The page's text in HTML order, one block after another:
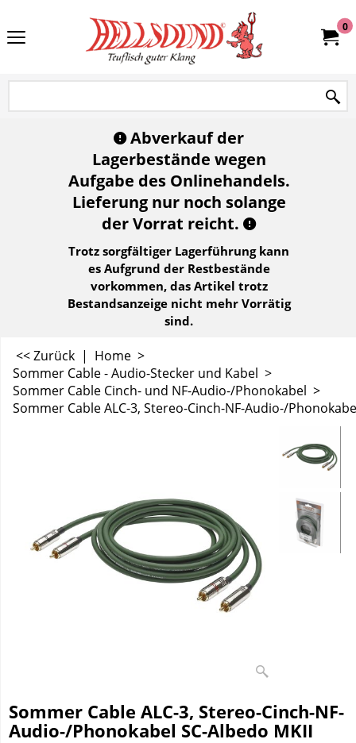
0
Abverkauf der
Lagerbestände wegen
Aufgabe des Onlinehandels.
Lieferung nur noch solange
der Vorrat reicht.
Trotz sorgfältiger Lagerführung kann
es Aufgrund der Restbestände
vorkommen, das Artikel trotz
Bestandsanzeige nicht mehr Vorrätig
sind.
<< Zurück | Home >
Sommer Cable - Audio-Stecker und Kabel >
Sommer Cable Cinch- und NF-Audio-/Phonokabel >
Sommer Cable ALC-3, Stereo-Cinch-NF-Audio-/
Sommer Cable ALC-3, Stereo-Cinch-NF-
Audio-/Phonokabel SC-Albedo MKII